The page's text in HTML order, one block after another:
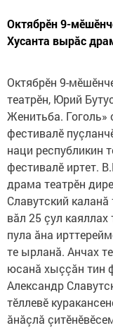
Октябрӗн 9-
Хусанта вырăс
Октябрӗн 9-
театрӗн, Юрий
Женитьба. Гоголь»
фестивалӗ
наци республикин
фестивалӗ иртет.
драма театрӗн
Славутский
вăл 25 çул каяллах
пула ăна
те ырланă. Анчах
юсанă хыççăн тин
Александр
тӗллевӗ
ăнăçлă